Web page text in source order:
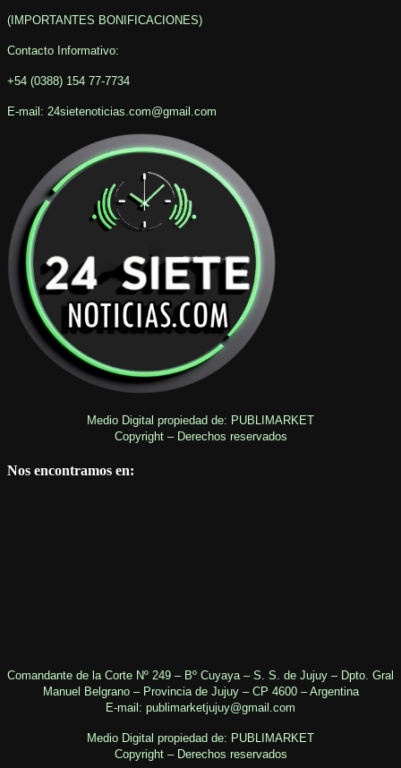
(IMPORTANTES BONIFICACIONES)
Contacto Informativo:
+54 (0388) 154 77-7734
E-mail: 24sietenoticias.com@gmail.com
Medio Digital propiedad de: PUBLIMARKET
Copyright – Derechos reservados
Nos encontramos en:
Comandante de la Corte Nº 249 – Bº Cuyaya – S. S. de Jujuy – Dpto. Gral
Manuel Belgrano – Provincia de Jujuy – CP 4600 – Argentina
E-mail: publimarketjujuy@gmail.com
Medio Digital propiedad de: PUBLIMARKET
Copyright – Derechos reservados